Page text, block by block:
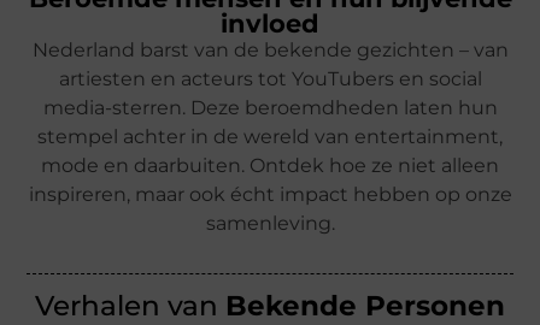
invloed
Nederland barst van de bekende gezichten – van
artiesten en acteurs tot YouTubers en social
media-sterren. Deze beroemdheden laten hun
stempel achter in de wereld van entertainment,
mode en daarbuiten. Ontdek hoe ze niet alleen
inspireren, maar ook écht impact hebben op onze
samenleving.
Verhalen van Bekende Personen